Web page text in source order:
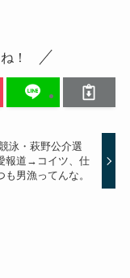
！
泳・萩野公介選
報道→コイツ、仕
も男漁ってんな。